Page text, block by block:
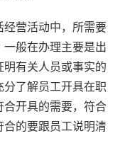
经营活动中，所需要
般在办理主要是出
明有关人员或事实的
了解员工开具在职
合开具的需要，符合
合的要跟员工说明清